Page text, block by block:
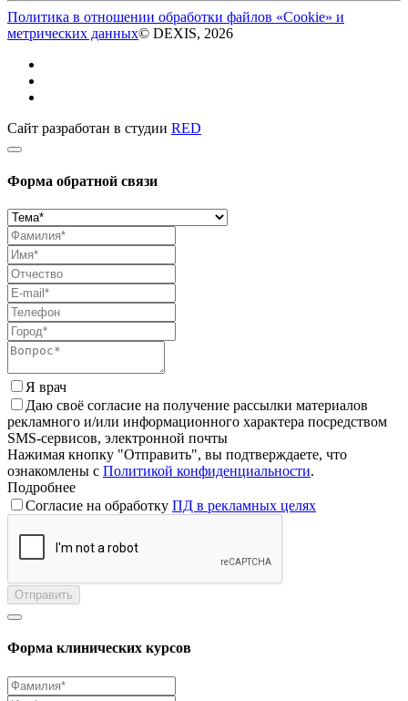
Политика в отношении обработки файлов «Cookie» и
метрических данных© DEXIS, 2026
Сайт разработан в студии RED
Форма обратной связи
Я врач
Даю своё согласие на получение рассылки материалов
рекламного и/или информационного характера посредством
SMS-сервисов, электронной почты
Нажимая кнопку "Отправить", вы подтверждаете, что
ознакомлены с Политикой конфиденциальности.
Подробнее
Согласие на обработку ПД в рекламных целях
Отправить
Форма клинических курсов